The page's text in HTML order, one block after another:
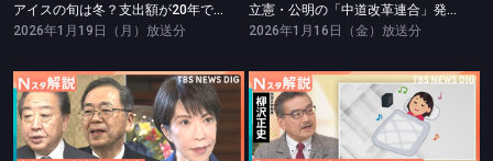
アイスの旬は冬？支出額が20年で2倍に【Nスタ】
2026年1月19日（月）放送分
立憲・公明の「中道改革連合」発足【Nスタ】
2026年1月16日（金）放送分
TBS NEWS DIG Powered by JNN
立憲・公明が「新党結成」合意【Nスタ】
TBS NEWS DIG Powered by JNN